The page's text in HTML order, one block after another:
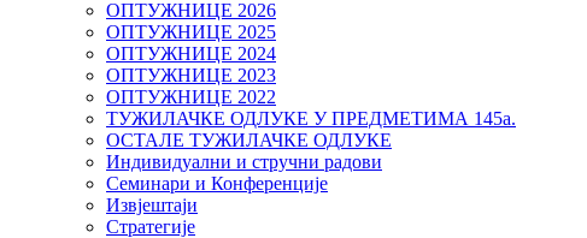
ОПТУЖНИЦЕ 2026
ОПТУЖНИЦЕ 2025
ОПТУЖНИЦЕ 2024
ОПТУЖНИЦЕ 2023
ОПТУЖНИЦЕ 2022
ТУЖИЛАЧКЕ ОДЛУКЕ У ПРЕДМЕТИМА 145а.
ОСТАЛЕ ТУЖИЛАЧКЕ ОДЛУКЕ
Индивидуални и стручни радови
Семинари и Конференције
Извјештаји
Стратегије